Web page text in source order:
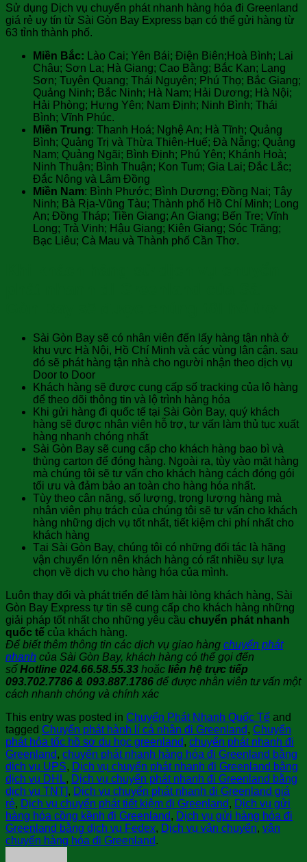
Sử dụng Dịch vụ chuyển phát nhanh hàng hóa đi Greenland
giá rẻ uy tín từ Sài Gòn Bay Express bạn có thể gửi hàng từ
63 tỉnh thành phố.
Miền Bắc: Lào Cai; Yên Bái; Điện Biên;Hoà Bình; Lai
Châu; Sơn La; Hà Giang; Cao Bằng; Bắc Kạn; Lạng
Sơn; Tuyên Quang; Thái Nguyên; Phú Thọ; Bắc Giang;
Quảng Ninh; Bắc Ninh; Hà Nam; Hải Dương; Hà Nội;
Hải Phòng; Hưng Yên; Nam Định; Ninh Bình; Thái
Bình; Vĩnh Phúc.
Miền Trung: Thanh Hoá; Nghệ An; Hà Tĩnh; Quảng
Bình; Quảng Trị và Thừa Thiên-Huế; Đà Nẵng; Quảng
Nam; Quảng Ngãi; Bình Định; Phú Yên; Khánh Hoà;
Ninh Thuận; Bình Thuận; Kon Tum; Gia Lai; Đắc Lắc;
Đắc Nông và Lâm Đồng
Miền Nam: Bình Phước; Bình Dương; Đồng Nai; Tây
Ninh; Bà Rịa-Vũng Tàu; Thành phố Hồ Chí Minh; Long
An; Đồng Tháp; Tiền Giang; An Giang; Bến Tre; Vĩnh
Long; Trà Vinh; Hậu Giang; Kiên Giang; Sóc Trăng;
Bạc Liêu; Cà Mau và Thành phố Cần Thơ.
Sài Gòn Bay sẽ có nhân viên đến lấy hàng tận nhà ở
khu vực Hà Nội, Hồ Chí Minh và các vùng lân cận. sau
đó sẽ phát hàng tận nhà cho người nhận theo dịch vụ
Door to Door
Khách hàng sẽ được cung cấp số tracking của lô hàng
để theo dõi thông tin và lộ trình hàng hóa
Khi gửi hàng đi quốc tế tại Sài Gòn Bay, quý khách
hàng sẽ được nhân viên hỗ trợ, tư vấn làm thủ tục xuất
hàng nhanh chóng nhất
Sài Gòn Bay sẽ cung cấp cho khách hàng bao bì và
thùng carton để đóng hàng. Ngoài ra, tùy vào mặt hàng
mà chúng tôi sẽ tư vấn cho khách hàng cách đóng gói
tối ưu và đảm bảo an toàn cho hàng hóa nhất.
Tùy theo cân nặng, số lượng, trọng lượng hàng mà
nhân viên phụ trách của chúng tôi sẽ tư vấn cho khách
hàng những dịch vụ tốt nhất, tiết kiệm chi phí nhất cho
khách hàng
Tại Sài Gòn Bay, chúng tôi có những đối tác là hãng
vận chuyển lớn nên khách hàng có rất nhiều sự lựa
chọn về dịch vụ cho hàng hóa của mình.
Luôn thay đổi và phát triển để làm hài lòng khách hàng, Sài
Gòn Bay Express tự tin sẽ cung cấp cho khách hàng những
giải pháp tốt nhất cho những yêu cầu chuyển phát nhanh
quốc tế của khách hàng.
Để biết thêm thông tin các dịch vụ giao hàng chuyển phát
nhanh của Sài Gòn Bay, khách hàng có thể gọi đến
số Hotline 024.66.58.55.33 hoặc liên hệ trực tiếp
093.702.7786 & 093.887.1786 để được nhân viên tư vấn một
cách nhanh chóng và chính xác
This entry was posted in Chuyển Phát Nhanh Quốc Tế and
tagged Chuyển phát hành lí cá nhân đi Greenland, Chuyển
phát hỏa tốc hồ sơ du học greenland, chuyển phát nhanh đi
Greenland, chuyển phát nhanh hàng hóa đi Greenland bằng
dịch vụ UPS, Dịch vụ chuyển phát nhanh đi Greenland bằng
dịch vụ DHL, Dịch vụ chuyển phát nhanh đi Greenland bằng
dịch vụ TNT], Dịch vụ chuyển phát nhanh đi Greenland giá
rẻ, Dịch vụ chuyển phát tiết kiệm đi Greenland, Dịch vụ gửi
hàng hóa cồng kềnh đi Greenland, Dịch vụ gửi hàng hóa đi
Greenland bằng dịch vụ Fedex, Dịch vụ vận chuyển, vận
chuyển hàng hóa đi Greenland.